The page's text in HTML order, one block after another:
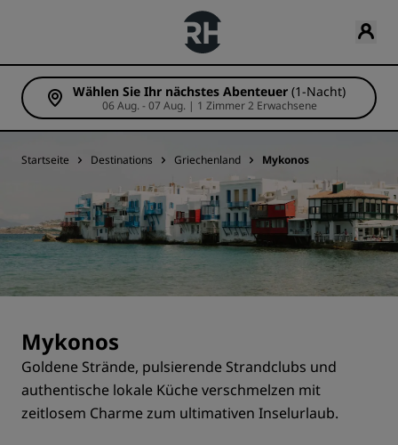
Wählen Sie Ihr nächstes Abenteuer (1-Nacht)
06 Aug. - 07 Aug. | 1 Zimmer 2 Erwachsene
Startseite Destinations Griechenland Mykonos
Mykonos
Goldene Strände, pulsierende Strandclubs und
authentische lokale Küche verschmelzen mit
zeitlosem Charme zum ultimativen Inselurlaub.